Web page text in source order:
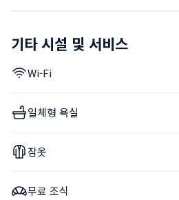
기타 시설 및 서비스
Wi-Fi
일체형 욕실
잠옷
무료 조식